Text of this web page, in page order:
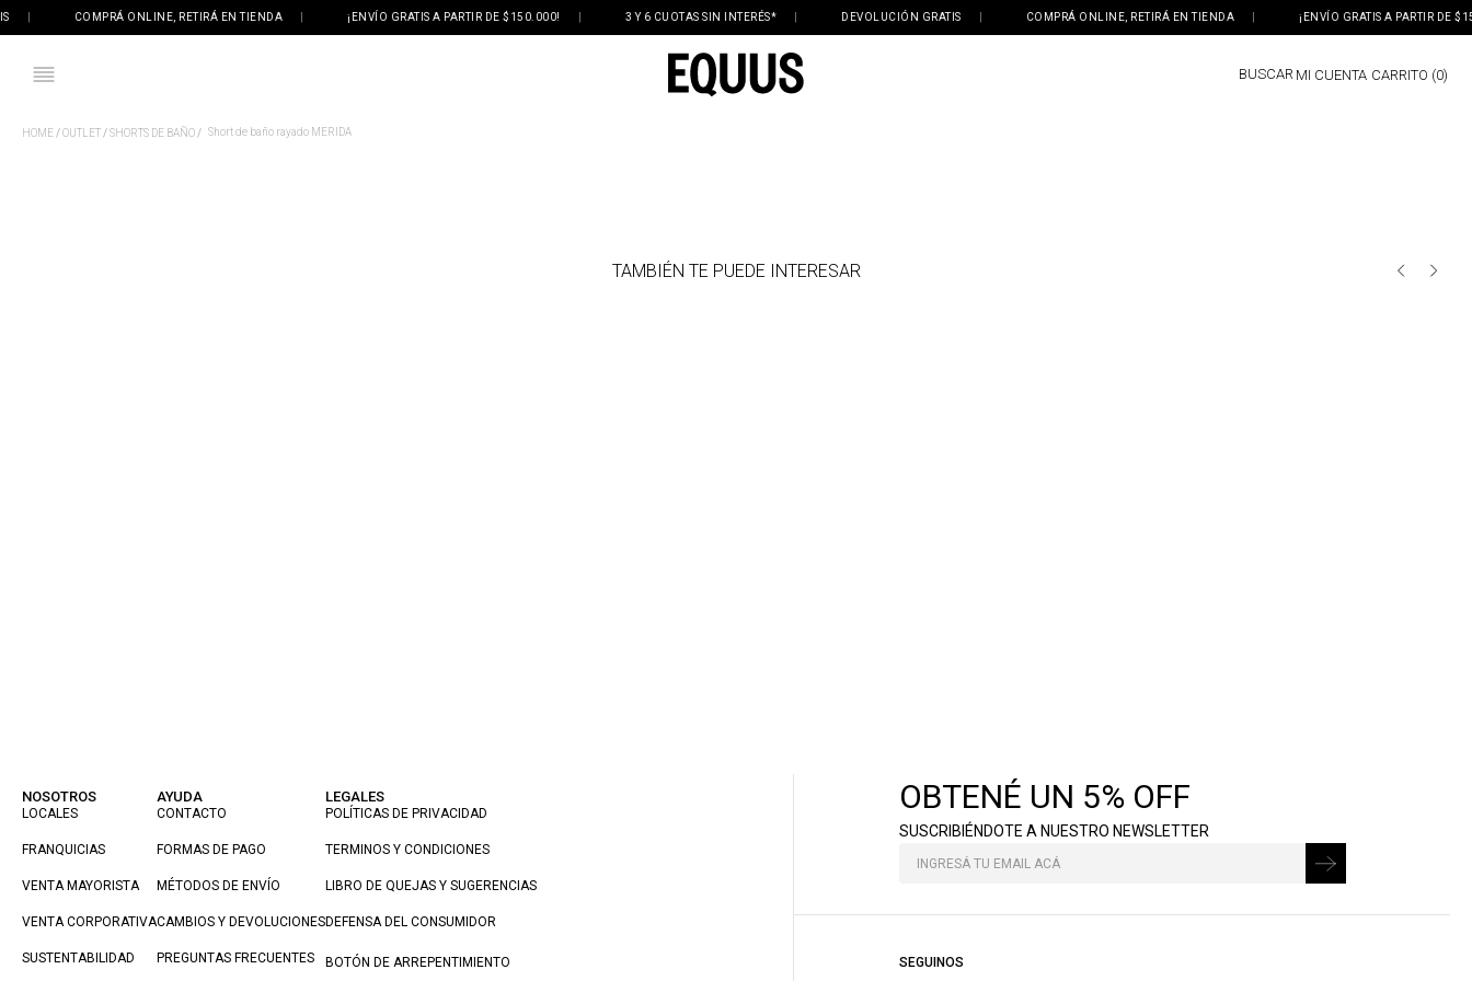
COMPRÁ ONLINE, RETIRÁ EN TIENDA ¡ENVÍO GRATIS A PARTIR DE $150.000! 3 Y 6 CUOTAS SIN INTERÉS* DEVOLUCIÓN GRATIS COMPRÁ ONLINE, RETIRÁ EN TIENDA ¡ENVÍO GRATIS A PARTIR DE
BUSCAR MI CUENTA 0
OUTLET SHORTS DE BAÑO Short de baño rayado MERIDA
TAMBIÉN TE PUEDE INTERESAR
NOSOTROS
LOCALES
FRANQUICIAS
VENTA MAYORISTA
VENTA CORPORATIVA
SUSTENTABILIDAD
AYUDA
CONTACTO
FORMAS DE PAGO
MÉTODOS DE ENVÍO
CAMBIOS Y DEVOLUCIONES
PREGUNTAS FRECUENTES
LEGALES
POLÍTICAS DE PRIVACIDAD
TERMINOS Y CONDICIONES
LIBRO DE QUEJAS Y SUGERENCIAS
DEFENSA DEL CONSUMIDOR
BOTÓN DE ARREPENTIMIENTO
OBTENÉ UN 5% OFF
SUSCRIBIÉNDOTE A NUESTRO NEWSLETTER
SEGUINOS